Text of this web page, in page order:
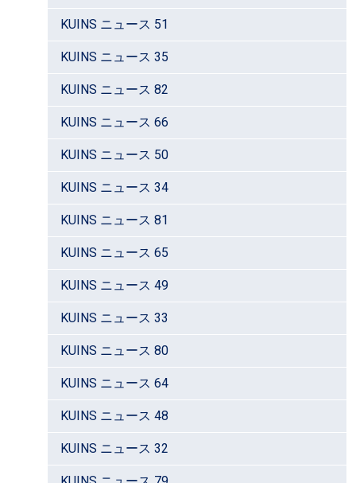
KUINS ニュース 51
KUINS ニュース 35
KUINS ニュース 82
KUINS ニュース 66
KUINS ニュース 50
KUINS ニュース 34
KUINS ニュース 81
KUINS ニュース 65
KUINS ニュース 49
KUINS ニュース 33
KUINS ニュース 80
KUINS ニュース 64
KUINS ニュース 48
KUINS ニュース 32